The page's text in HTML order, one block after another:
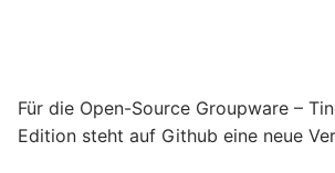
Für die Open-Source Groupware –
Edition steht auf Github eine neue